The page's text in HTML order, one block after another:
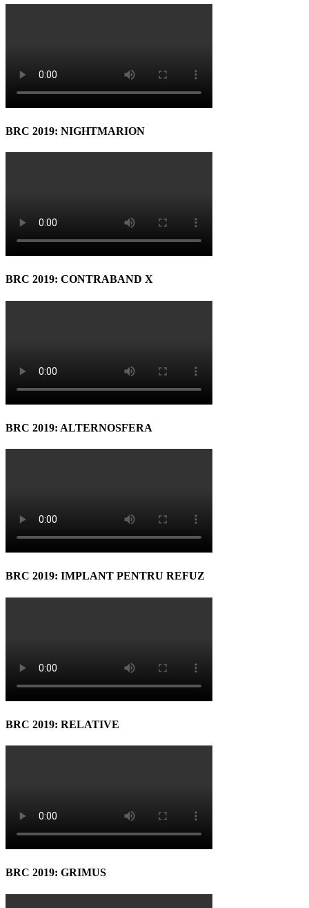
BRC 2019: NIGHTMARION
BRC 2019: CONTRABAND X
BRC 2019: ALTERNOSFERA
BRC 2019: IMPLANT PENTRU REFUZ
BRC 2019: RELATIVE
BRC 2019: GRIMUS